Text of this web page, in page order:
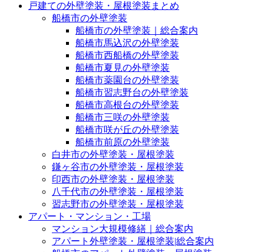
戸建ての外壁塗装・屋根塗装まとめ
船橋市の外壁塗装
船橋市の外壁塗装｜総合案内
船橋市馬込沢の外壁塗装
船橋市西船橋の外壁塗装
船橋市夏見の外壁塗装
船橋市薬園台の外壁塗装
船橋市習志野台の外壁塗装
船橋市高根台の外壁塗装
船橋市三咲の外壁塗装
船橋市咲が丘の外壁塗装
船橋市前原の外壁塗装
白井市の外壁塗装・屋根塗装
鎌ヶ谷市の外壁塗装・屋根塗装
印西市の外壁塗装・屋根塗装
八千代市の外壁塗装・屋根塗装
習志野市の外壁塗装・屋根塗装
アパート・マンション・工場
マンション大規模修繕｜総合案内
アパート外壁塗装・屋根塗装|総合案内